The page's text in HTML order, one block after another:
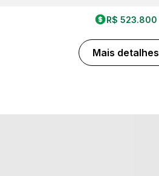
R$ 523.800
Mais detalhes